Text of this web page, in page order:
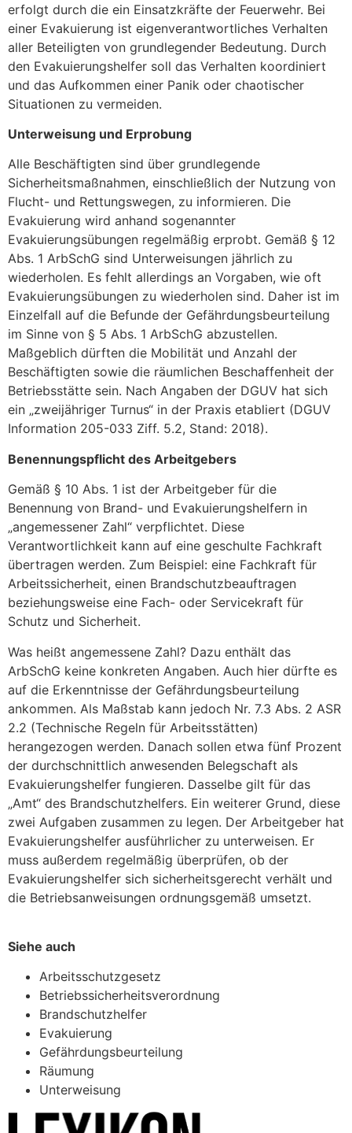
erfolgt durch die ein Einsatzkräfte der Feuerwehr. Bei
einer Evakuierung ist eigenverantwortliches Verhalten
aller Beteiligten von grundlegender Bedeutung. Durch
den Evakuierungshelfer soll das Verhalten koordiniert
und das Aufkommen einer Panik oder chaotischer
Situationen zu vermeiden.
Unterweisung und Erprobung
Alle Beschäftigten sind über grundlegende
Sicherheitsmaßnahmen, einschließlich der Nutzung von
Flucht- und Rettungswegen, zu informieren. Die
Evakuierung wird anhand sogenannter
Evakuierungsübungen regelmäßig erprobt. Gemäß § 12
Abs. 1 ArbSchG sind Unterweisungen jährlich zu
wiederholen. Es fehlt allerdings an Vorgaben, wie oft
Evakuierungsübungen zu wiederholen sind. Daher ist im
Einzelfall auf die Befunde der Gefährdungsbeurteilung
im Sinne von § 5 Abs. 1 ArbSchG abzustellen.
Maßgeblich dürften die Mobilität und Anzahl der
Beschäftigten sowie die räumlichen Beschaffenheit der
Betriebsstätte sein. Nach Angaben der DGUV hat sich
ein „zweijähriger Turnus“ in der Praxis etabliert (DGUV
Information 205-033 Ziff. 5.2, Stand: 2018).
Benennungspflicht des Arbeitgebers
Gemäß § 10 Abs. 1 ist der Arbeitgeber für die
Benennung von Brand- und Evakuierungshelfern in
„angemessener Zahl“ verpflichtet. Diese
Verantwortlichkeit kann auf eine geschulte Fachkraft
übertragen werden. Zum Beispiel: eine Fachkraft für
Arbeitssicherheit, einen Brandschutzbeauftragen
beziehungsweise eine Fach- oder Servicekraft für
Schutz und Sicherheit.
Was heißt angemessene Zahl? Dazu enthält das
ArbSchG keine konkreten Angaben. Auch hier dürfte es
auf die Erkenntnisse der Gefährdungsbeurteilung
ankommen. Als Maßstab kann jedoch Nr. 7.3 Abs. 2 ASR
2.2 (Technische Regeln für Arbeitsstätten)
herangezogen werden. Danach sollen etwa fünf Prozent
der durchschnittlich anwesenden Belegschaft als
Evakuierungshelfer fungieren. Dasselbe gilt für das
„Amt“ des Brandschutzhelfers. Ein weiterer Grund, diese
zwei Aufgaben zusammen zu legen. Der Arbeitgeber hat
Evakuierungshelfer ausführlicher zu unterweisen. Er
muss außerdem regelmäßig überprüfen, ob der
Evakuierungshelfer sich sicherheitsgerecht verhält und
die Betriebsanweisungen ordnungsgemäß umsetzt.
Siehe auch
Arbeitsschutzgesetz
Betriebssicherheitsverordnung
Brandschutzhelfer
Evakuierung
Gefährdungsbeurteilung
Räumung
Unterweisung